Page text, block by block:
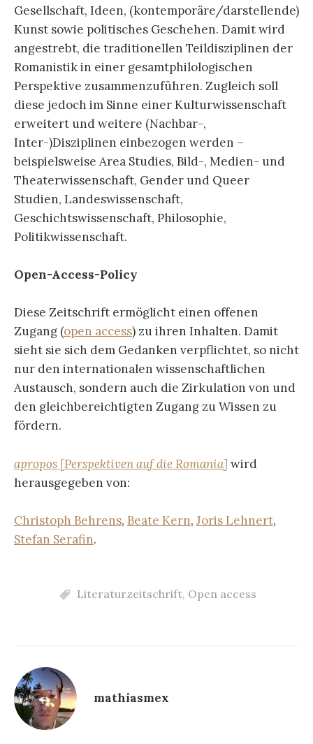
Gesellschaft, Ideen, (kontemporäre/darstellende)
Kunst sowie politisches Geschehen. Damit wird
angestrebt, die traditionellen Teildisziplinen der
Romanistik in einer gesamtphilologischen
Perspektive zusammenzuführen. Zugleich soll
diese jedoch im Sinne einer Kulturwissenschaft
erweitert und weitere (Nachbar-,
Inter-)Disziplinen einbezogen werden –
beispielsweise Area Studies, Bild-, Medien- und
Theaterwissenschaft, Gender und Queer
Studien, Landeswissenschaft,
Geschichtswissenschaft, Philosophie,
Politikwissenschaft.
Open-Access-Policy
Diese Zeitschrift ermöglicht einen offenen
Zugang (open access) zu ihren Inhalten. Damit
sieht sie sich dem Gedanken verpflichtet, so nicht
nur den internationalen wissenschaftlichen
Austausch, sondern auch die Zirkulation von und
den gleichbereichtigten Zugang zu Wissen zu
fördern.
apropos [Perspektiven auf die Romania]wird
herausgegeben von:
Christoph Behrens, Beate Kern, Joris Lehnert,
Stefan Serafin.
Literaturzeitschrift, Open access
mathiasmex